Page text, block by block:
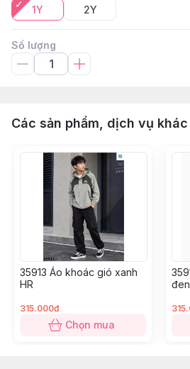
1Y
2Y
Số lượng
Các sản phẩm, dịch vụ khác
35913 Áo khoác gió xanh
HR
315.000đ
Chọn mua